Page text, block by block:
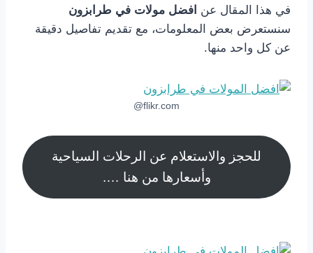
في هذا المقال عن افضل مولات في طرابزون
سنستعرض بعض المعلومات، مع تقديم تفاصيل دقيقة
عن كل واحد منها.
flikr.com@
للحجز والاستعلام عن الرحلات السياحية
وأسعارها من هنا ….